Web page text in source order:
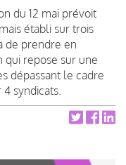
du 12 mai prévoit
établi sur trois
de prendre en
repose sur une
dépassant le cadre
syndicats.